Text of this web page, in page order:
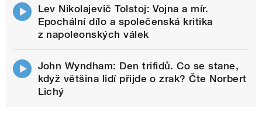
Lev Nikolajevič Tolstoj: Vojna a mír.
Epochální dílo a společenská kritika
z napoleonských válek
John Wyndham: Den trifidů. Co se stane,
když většina lidí přijde o zrak? Čte Norbert
Lichý